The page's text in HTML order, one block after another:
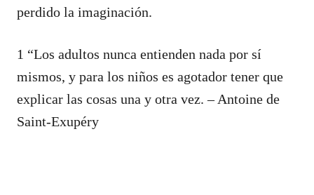
perdido la imaginación.
1 “Los adultos nunca entienden nada por sí
mismos, y para los niños es agotador tener que
explicar las cosas una y otra vez. – Antoine de
Saint-Exupéry